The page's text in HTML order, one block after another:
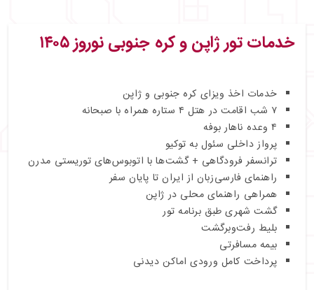
خدمات تور ژاپن و کره جنوبی نوروز ۱۴۰۵
خدمات اخذ ویزای کره جنوبی و ژاپن
۷ شب اقامت در هتل ۴ ستاره همراه با صبحانه
۴ وعده ناهار بوفه
پرواز داخلی سئول به توکیو
ترانسفر فرودگاهی + گشت‌ها با اتوبوس‌های توریستی مدرن
راهنمای فارسی‌زبان از ایران تا پایان سفر
همراهی راهنمای محلی در ژاپن
گشت شهری طبق برنامه تور
بلیط رفت‌وبرگشت
بیمه مسافرتی
پرداخت کامل ورودی اماکن دیدنی